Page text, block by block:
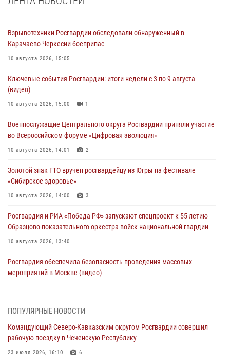
Взрывотехники Росгвардии обследовали обнаруженный в
Карачаево-Черкесии боеприпас
10 августа 2026, 15:05
Ключевые события Росгвардии: итоги недели с 3 по 9 августа
(видео)
10 августа 2026, 15:00 1
Военнослужащие Центрального округа Росгвардии приняли участие
во Всероссийском форуме «Цифровая эволюция»
10 августа 2026, 14:01 2
Золотой знак ГТО вручен росгвардейцу из Югры на фестивале
«Сибирское здоровье»
10 августа 2026, 14:00 3
Росгвардия и РИА «Победа РФ» запускают спецпроект к 55-летию
Образцово-показательного оркестра войск национальной гвардии
10 августа 2026, 13:40
Росгвардия обеспечила безопасность проведения массовых
мероприятий в Москве (видео)
В Кировской области состоялось открытие мемориальной доски в
10 августа 2026, 13:00
В Югре росгвардейцы приняли участие в памятном мероприятии,
ПОПУЛЯРНЫЕ НОВОСТИ
Командующий Северо-Кавказским округом Росгвардии совершил
рабочую поездку в Чеченскую Республику
23 июля 2026, 16:10 6